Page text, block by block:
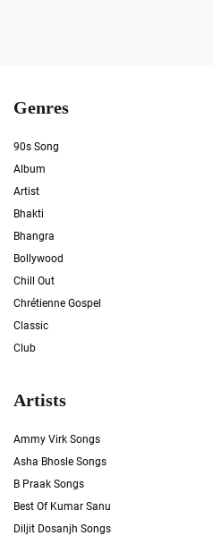
Genres
90s Song
Album
Artist
Bhakti
Bhangra
Bollywood
Chill Out
Chrétienne Gospel
Classic
Club
Artists
Ammy Virk Songs
Asha Bhosle Songs
B Praak Songs
Best Of Kumar Sanu
Diljit Dosanjh Songs